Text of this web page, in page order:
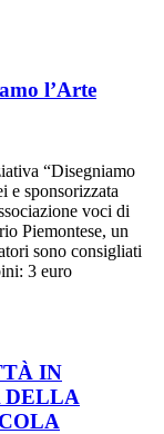
l’Arte
“Disegniamo
e sponsorizzata
voci di
Piemontese, un
sono consigliati
3 euro
IN
DELLA